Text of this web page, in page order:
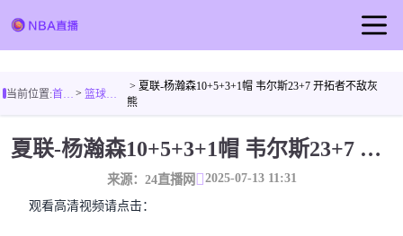
NBA直播
足球直播
篮球直播
篮球视频
当前位置: 首页 > 篮球视频
> 夏联-杨瀚森10+5+3+1帽 韦尔斯23+7 开拓者不敌灰
熊
夏联-杨瀚森10+5+3+1帽 韦尔斯23+7 开拓者不敌灰熊
来源：24直播网 2025-07-13 11:31
观看高清视频请点击：